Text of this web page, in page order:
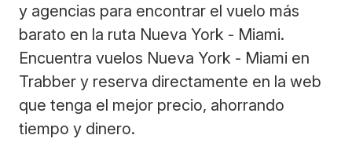
y agencias para encontrar el vuelo más
barato en la ruta Nueva York - Miami.
Encuentra vuelos Nueva York - Miami en
Trabber y reserva directamente en la web
que tenga el mejor precio, ahorrando
tiempo y dinero.